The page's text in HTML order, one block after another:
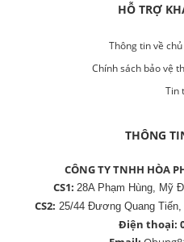
HỖ TRỢ
Thông tin về
Chính sách bảo vệ
Tin
THÔNG
CÔNG TY TNHH HÒA
CS1:28A Phạm Hùng, Mỹ
CS2: 25/44 Đương Quang
Điện thoại: